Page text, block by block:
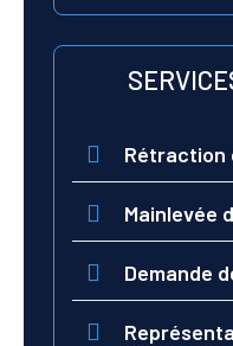
Rétraction
Mainlevée
Demande